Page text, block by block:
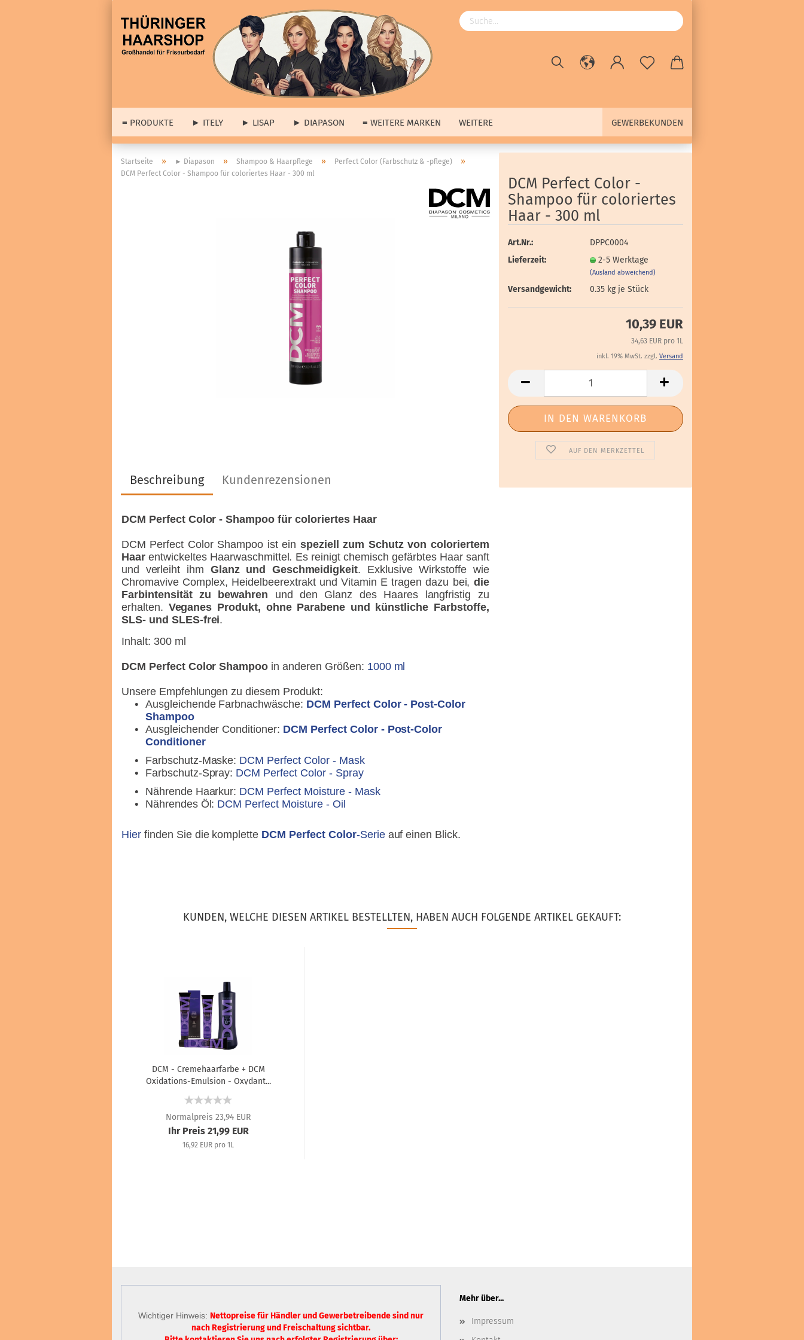
≡ PRODUKTE ► ITELY ► LISAP ► DIAPASON ≡ WEITERE MARKEN GEWERBEKUNDEN
WEITERE
► Angeboteanzeigen
Unsere Produkte
Unsere Marken
Startseite » ► Diapason » Shampoo & Haarpflege » Perfect Color (Farbschutz & -pflege) »
DCM Perfect Color - Shampoo für coloriertes Haar - 300 ml
DCM Perfect Color -
Shampoo für coloriertes
Haar - 300 ml
Art.Nr.:
DPPC0004
Lieferzeit:
2-5 Werktage
(Ausland abweichend)
Versandgewicht: 0.35kg je Stück
10,39 EUR
34,63 EUR pro 1L
inkl. 19% MwSt. zzgl. Versand
AUF DEN MERKZETTEL
Beschreibung Kundenrezensionen
DCM Perfect Color - Shampoo für coloriertes Haar
DCM Perfect Color Shampoo ist einspeziell zum Schutz von coloriertem
Haarentwickeltes Haarwaschmittel. Es reinigt chemisch gefärbtes Haar sanft
und verleiht ihm Glanz und Geschmeidigkeit. Exklusive Wirkstoffe wie
Chromavive Complex, Heidelbeerextrakt und Vitamin E tragen dazu bei, die
Farbintensität zu bewahren und den Glanz des Haares langfristig zu
erhalten. Veganes Produkt, ohne Parabene und künstliche Farbstoffe,
SLS- und SLES-frei.
Inhalt: 300 ml
DCM Perfect Color Shampoo in anderen Größen: 1000 ml
Unsere Empfehlungen zu diesem Produkt:
Ausgleichende Farbnachwäsche: DCM Perfect Color - Post-Color
Shampoo
Ausgleichender Conditioner: DCM Perfect Color - Post-Color
Conditioner
Farbschutz-Maske: DCM Perfect Color - Mask
Farbschutz-Spray: DCM Perfect Color - Spray
Nährende Haarkur: DCM Perfect Moisture - Mask
Nährendes Öl: DCM Perfect Moisture - Oil
Hierfinden Sie die komplette DCM Perfect Color-Serieauf einen Blick.
KUNDEN, WELCHE DIESEN ARTIKEL BESTELLTEN, HABEN AUCH FOLGENDE ARTIKEL GEKAUFT:
DCM - Cremehaarfarbe + DCM
Oxidations-Emulsion - Oxydant...
Normalpreis 23,94 EUR
Ihr Preis 21,99 EUR
16,92 EUR pro 1L
Wichtiger Hinweis: Nettopreise für Händler und Gewerbetreibende sind nur
nach Registrierungund Freischaltung sichtbar.
Mehr über...
Impressum